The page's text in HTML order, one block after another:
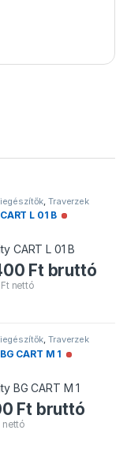
,Traverzek
L 01 B Nincs
Ftbruttó
Ftnettó
,Traverzek
CART M 1 Nincs
Ftbruttó
nettó